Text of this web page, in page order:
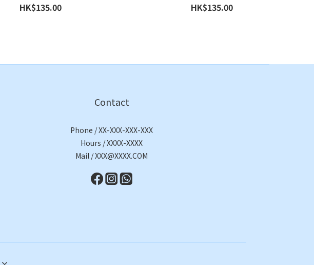
HK$135.00 HK$135.00
Contact
Phone / XX-XXX-XXX-XXX
Hours / XXXX-XXXX
Mail / XXX@XXXX.COM